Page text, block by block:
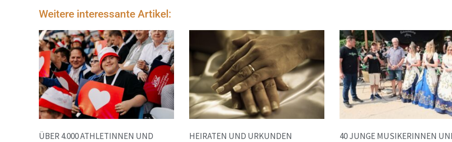
Weitere interessante Artikel:
ÜBER 4.000 ATHLETINNEN UND
HEIRATEN UND URKUNDEN
40 JUNGE MUSIKERINNEN